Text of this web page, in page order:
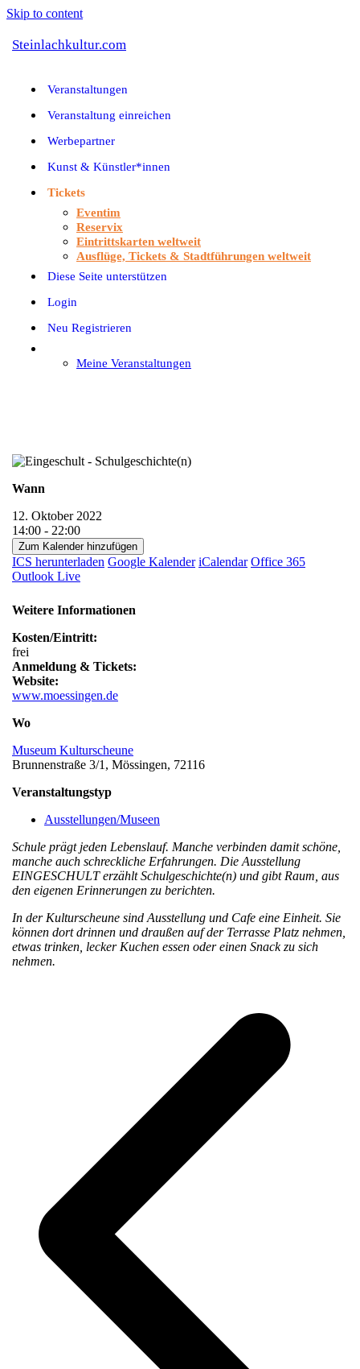
Skip to content
Steinlachkultur.com
Veranstaltungen
Veranstaltung einreichen
Werbepartner
Kunst & Künstler*innen
Tickets
Eventim
Reservix
Eintrittskarten weltweit
Ausflüge, Tickets & Stadtführungen weltweit
Diese Seite unterstützen
Login
Neu Registrieren
Meine Veranstaltungen
Wann
12. Oktober 2022
14:00 - 22:00
Zum Kalender hinzufügen
ICS herunterladen Google Kalender iCalendar Office 365
Outlook Live
Weitere Informationen
Kosten/Eintritt:
frei
Anmeldung & Tickets:
Website:
www.moessingen.de
Wo
Museum Kulturscheune
Brunnenstraße 3/1, Mössingen, 72116
Veranstaltungstyp
Ausstellungen/Museen
Schule prägt jeden Lebenslauf. Manche verbinden damit schöne,
manche auch schreckliche Erfahrungen. Die Ausstellung
EINGESCHULT erzählt Schulgeschichte(n) und gibt Raum, aus
den eigenen Erinnerungen zu berichten.
In der Kulturscheune sind Ausstellung und Cafe eine Einheit. Sie
können dort drinnen und draußen auf der Terrasse Platz nehmen,
etwas trinken, lecker Kuchen essen oder einen Snack zu sich
nehmen.